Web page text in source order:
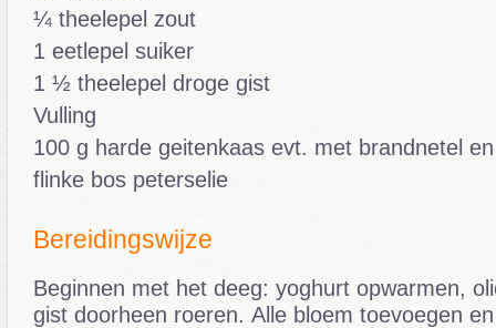
¼ theelepel zout
1 eetlepel suiker
1 ½ theelepel droge gist
Vulling
100 g harde geitenkaas evt. met brandnetel
flinke bos peterselie
Bereidingswijze
Beginnen met het deeg: yoghurt opwarmen,
gist doorheen roeren. Alle bloem toevoegen